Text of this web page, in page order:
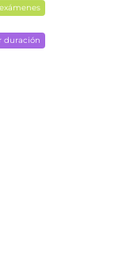
duración